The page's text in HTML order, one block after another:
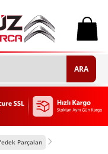
0
ARA
Parçaları